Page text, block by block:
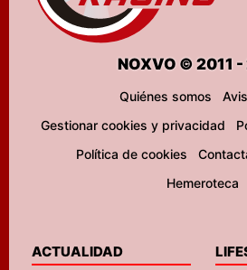
NOXVO © 2011
Quiénes somos
Gestionar cookies y privacidad
Política de cookies
Hemeroteca
ACTUALIDAD